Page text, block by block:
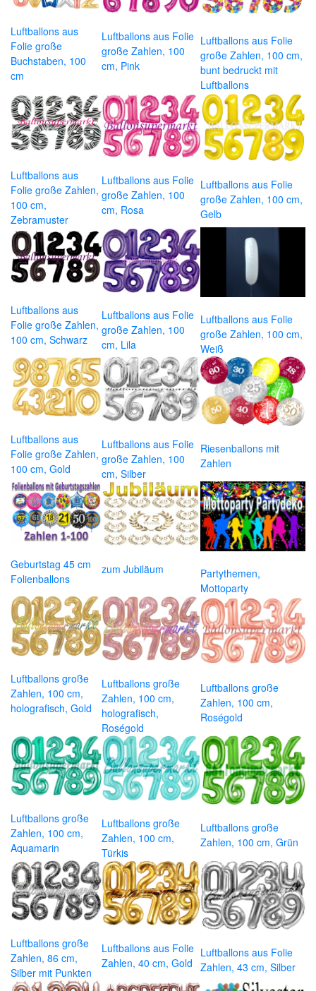
Luftballons aus
Folie große
Buchstaben, 100
cm
Luftballons aus Folie
große Zahlen, 100
cm, Pink
Luftballons aus Folie
große Zahlen, 100 cm,
bunt bedruckt mit
Luftballons
Luftballons aus
Folie große Zahlen,
100 cm,
Zebramuster
Luftballons aus Folie
große Zahlen, 100
cm, Rosa
Luftballons aus Folie
große Zahlen, 100 cm,
Gelb
Luftballons aus
Folie große Zahlen,
100 cm, Schwarz
Luftballons aus Folie
große Zahlen, 100
cm, Lila
Luftballons aus Folie
große Zahlen, 100 cm,
Weiß
Luftballons aus
Folie große Zahlen,
100 cm, Gold
Luftballons aus Folie
große Zahlen, 100
cm, Silber
Riesenballons mit
Zahlen
Geburtstag 45 cm
Folienballons
zum Jubiläum
Partythemen,
Mottoparty
Luftballons große
Zahlen, 100 cm,
holografisch, Gold
Luftballons große
Zahlen, 100 cm,
holografisch,
Roségold
Luftballons große
Zahlen, 100 cm,
Roségold
Luftballons große
Zahlen, 100 cm,
Aquamarin
Luftballons große
Zahlen, 100 cm,
Türkis
Luftballons große
Zahlen, 100 cm, Grün
Luftballons große
Zahlen, 86 cm,
Silber mit Punkten
Luftballons aus Folie
Zahlen, 40 cm, Gold
Luftballons aus Folie
Zahlen, 43 cm, Silber